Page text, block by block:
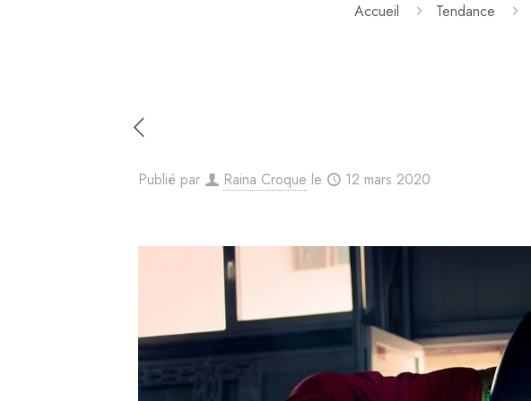
Accueil Tendance
Publié par Raina Croque le 12 mars 2020